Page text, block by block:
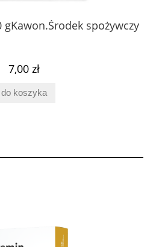
gKawon.Środek spożywczy
7,00 zł
do koszyka